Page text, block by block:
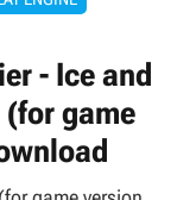
- Ice and
game